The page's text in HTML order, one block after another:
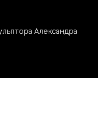
Александра